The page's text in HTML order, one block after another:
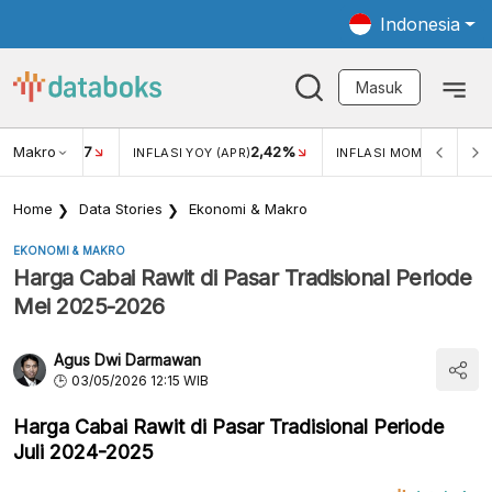
Indonesia
Masuk
Makro
USD/IDR 17 INFLASI YOY (APR)2,42% INFLASI MOM (MAR)
Home Data Stories Ekonomi & Makro
EKONOMI & MAKRO
Harga Cabai Rawit di Pasar Tradisional Periode
Mei 2025-2026
Agus Dwi Darmawan
03/05/2026 12:15 WIB
Harga Cabai Rawit di Pasar Tradisional Periode
Juli 2024-2025